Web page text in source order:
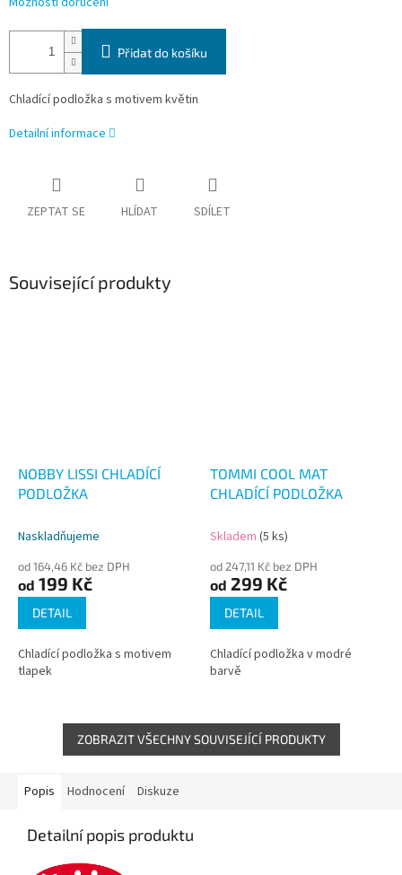
Přidat do košíku
Chladící podložka s motivem květin
Detailní informace
ZEPTAT SE HLÍDAT SDÍLET
Související produkty
NOBBY LISSI CHLADÍCÍ
PODLOŽKA
Naskladňujeme
od 164,46 Kč bez DPH
od 199 Kč
DETAIL
Chladící podložka s motivem
tlapek
TOMMI COOL MAT
CHLADÍCÍ PODLOŽKA
Skladem (5 ks)
od 247,11 Kč bez DPH
od 299 Kč
DETAIL
Chladící podložka v modré
barvě
ZOBRAZIT VŠECHNY SOUVISEJÍCÍ PRODUKTY
Popis Hodnocení Diskuze
Detailní popis produktu